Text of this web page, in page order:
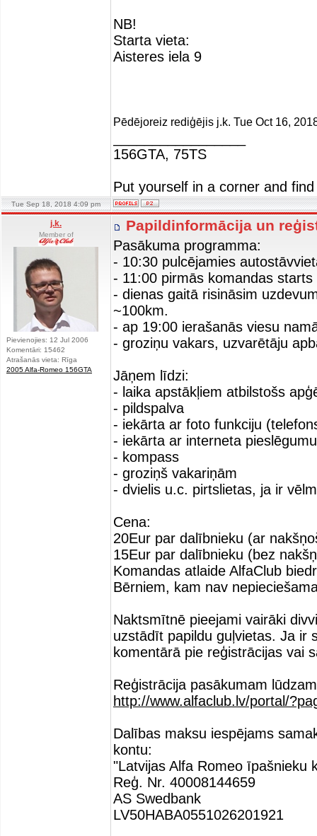
NB!
Starta vieta:
Aisteres iela 9
Pēdējoreiz rediģējis j.k. Tue Oct 16,
156GTA, 75TS
Put yourself in a corner and
Tue Sep 18, 2018 4:09 pm
j.k.
Member of
Pievienojies: 12 Jul 2006
Komentāri: 15462
Atrašanās vieta: Rīga
2005 Alfa-Romeo 156GTA
Papildinformācija un
Pasākuma programma:
- 10:30 pulcējamies
- 11:00 pirmās komandas starts
- dienas gaitā risināsim
~100km.
- ap 19:00 ierašanās viesu
- groziņu vakars, uzvarētāju
Jāņem līdzi:
- laika apstākļiem atbilstošs
- pildspalva
- iekārta ar foto funkciju
- iekārta ar interneta
- kompass
- groziņš vakariņām
- dvielis u.c. pirtslietas, ja ir
Cena:
20Eur par dalībnieku (ar
15Eur par dalībnieku (bez
Komandas atlaide AlfaClub
Bērniem, kam nav
Naktsmītnē pieejami vairāki
uzstādīt papildu guļvietas. Ja ir
komentārā pie reģistrācijas vai
Reģistrācija pasākumam
http://www.alfaclub.lv/portal/
Dalības maksu iespējams
kontu:
"Latvijas Alfa Romeo īpašnieku
Reģ. Nr. 40008144659
AS Swedbank
LV50HABA0551026201921